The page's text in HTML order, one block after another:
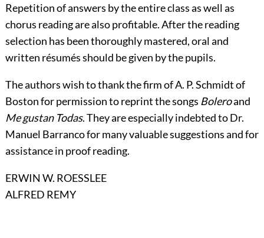
Repetition of answers by the entire class as well as
chorus reading are also profitable. After the reading
selection has been thoroughly mastered, oral and
written résumés should be given by the pupils.
The authors wish to thank the firm of A. P. Schmidt of
Boston for permission to reprint the songs Boleroand
Me gustan Todas. They are especially indebted to Dr.
Manuel Barranco for many valuable suggestions and for
assistance in proof reading.
ERWIN W. ROESSLEE
ALFRED REMY